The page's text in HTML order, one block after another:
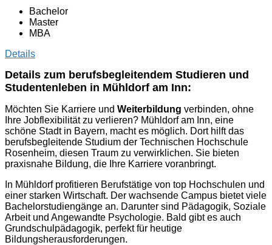
Bachelor
Master
MBA
Details
Details zum berufsbegleitendem Studieren und
Studentenleben in Mühldorf am Inn:
Möchten Sie Karriere und Weiterbildung verbinden, ohne
Ihre Jobflexibilität zu verlieren? Mühldorf am Inn, eine
schöne Stadt in Bayern, macht es möglich. Dort hilft das
berufsbegleitende Studium der Technischen Hochschule
Rosenheim, diesen Traum zu verwirklichen. Sie bieten
praxisnahe Bildung, die Ihre Karriere voranbringt.
In Mühldorf profitieren Berufstätige von top Hochschulen und
einer starken Wirtschaft. Der wachsende Campus bietet viele
Bachelorstudiengänge an. Darunter sind Pädagogik, Soziale
Arbeit und Angewandte Psychologie. Bald gibt es auch
Grundschulpädagogik, perfekt für heutige
Bildungsherausforderungen.